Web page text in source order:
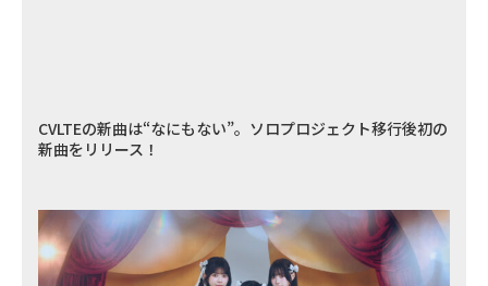
CVLTEの新曲は“なにもない”。ソロプロジェクト移行後初の
新曲をリリース！